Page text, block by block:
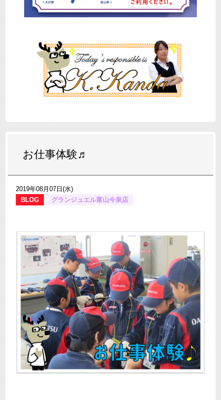
お仕事体験♬
2019年08月07日(水)
BLOG
グランジュエル富山今泉店